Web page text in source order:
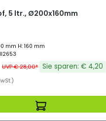
5 ltr., Ø200x160mm
mm H: 160 mm
UVP € 28,00* Sie sparen: € 4,20